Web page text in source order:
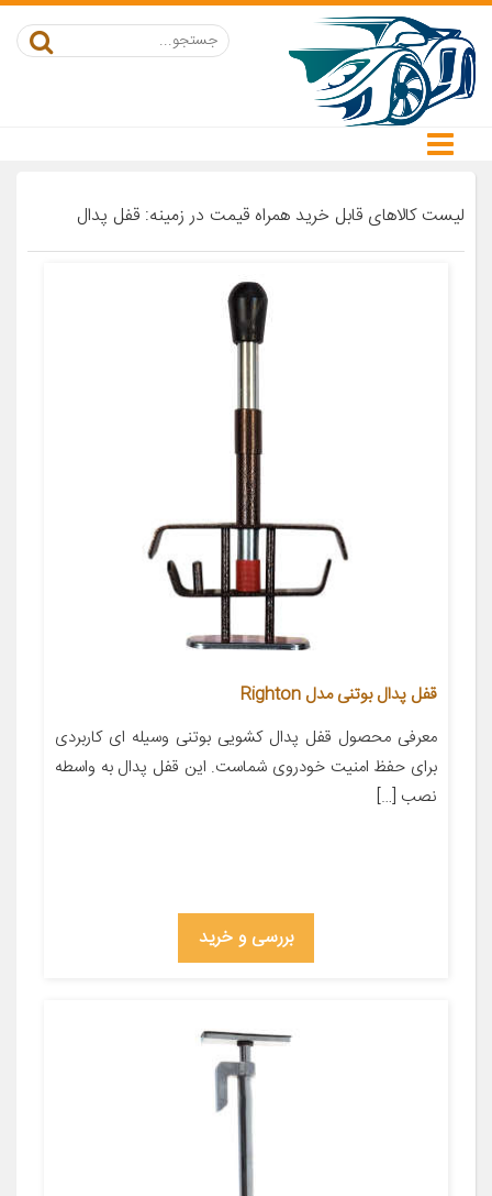
لیست کالاهای قابل خرید همراه قیمت در زمینه: قفل پدال
قفل پدال بوتنی مدل Righton
معرفی محصول قفل پدال کشویی بوتنی وسیله ای کاربردی
برای حفظ امنیت خودروی شماست. این قفل پدال به واسطه
نصب […]
بررسی و خرید